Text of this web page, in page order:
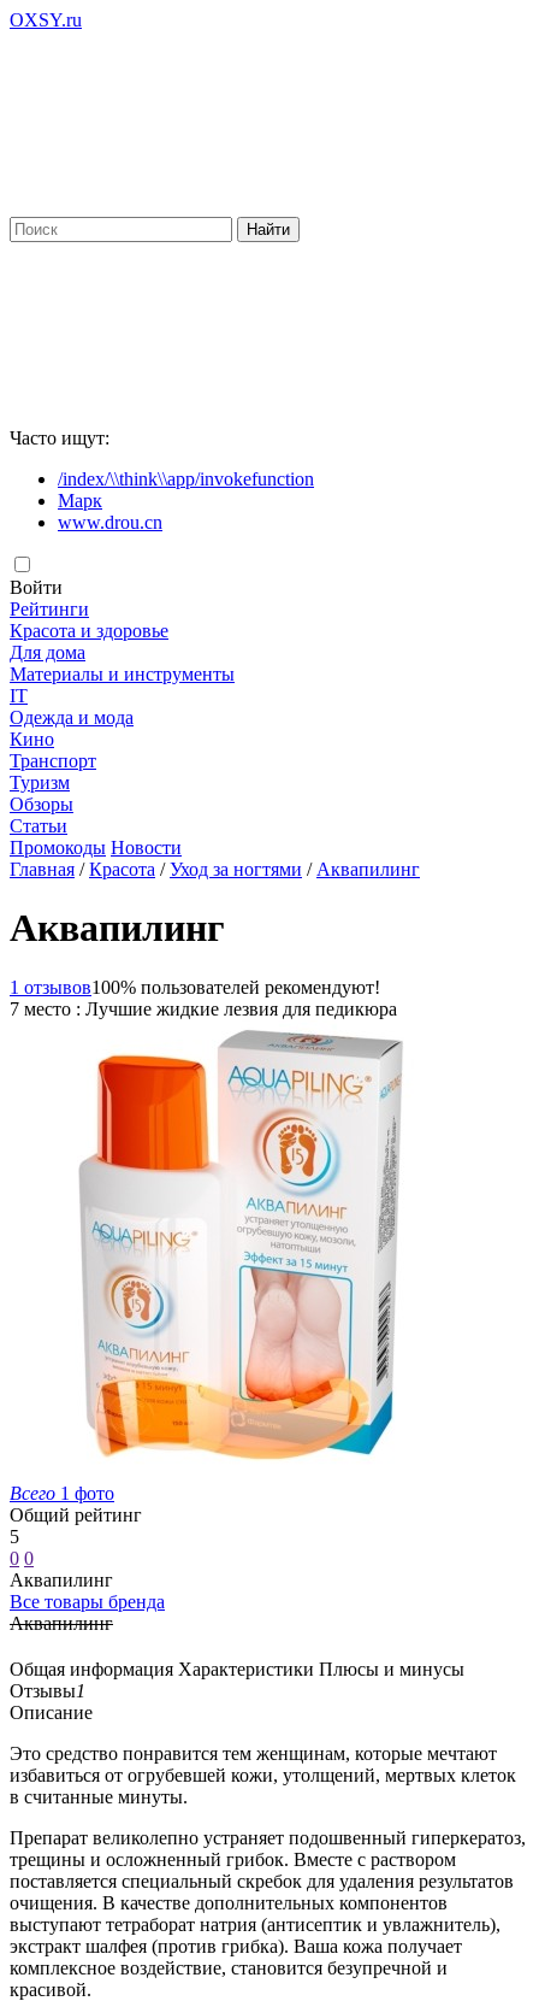
OXSY.ru
Часто ищут:
/index/\\think\\app/invokefunction
Марк
www.drou.cn
Войти
Рейтинги
Красота и здоровье
Для дома
Материалы и инструменты
IT
Одежда и мода
Кино
Транспорт
Туризм
Обзоры
Статьи
Промокоды Новости
Главная /Красота /Уход за ногтями / Аквапилинг
Аквапилинг
1 отзывов100% пользователей рекомендуют!
7 место : Лучшие жидкие лезвия для педикюра
Всего 1 фото
Общий рейтинг
5
0 0
Аквапилинг
Все товары бренда
Аквапилинг
Общая информация Характеристики Плюсы и минусы
Отзывы1
Описание
Это средство понравится тем женщинам, которые мечтают
избавиться от огрубевшей кожи, утолщений, мертвых клеток
в считанные минуты.
Препарат великолепно устраняет подошвенный гиперкератоз,
трещины и осложненный грибок. Вместе с раствором
поставляется специальный скребок для удаления результатов
очищения. В качестве дополнительных компонентов
выступают тетраборат натрия (антисептик и увлажнитель),
экстракт шалфея (против грибка). Ваша кожа получает
комплексное воздействие, становится безупречной и
красивой.